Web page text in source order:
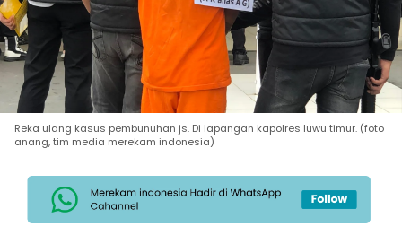
Reka ulang kasus pembunuhan js. Di lapangan kapolres luwu timur. (foto
anang, tim media merekam indonesia)